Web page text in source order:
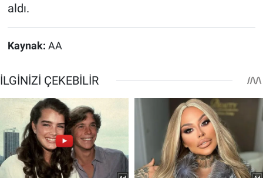
aldı.
Kaynak: AA